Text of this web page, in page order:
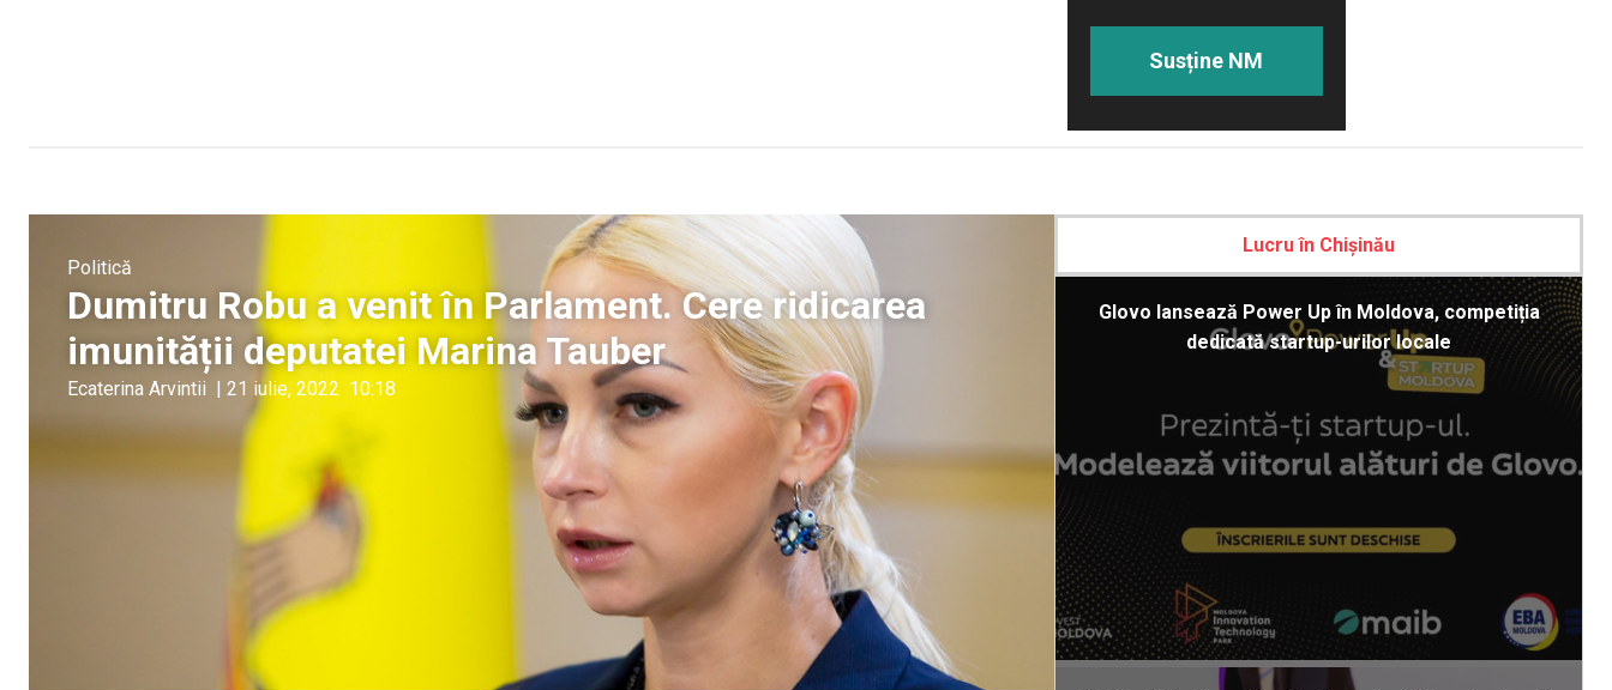
Susține NM
Politică
Dumitru Robu a venit în Parlament. Cere ridicarea
imunității deputatei Marina Tauber
Ecaterina Arvintii | 21 iulie, 2022 10:18
Lucru în Chișinău
Glovo lansează Power Up în Moldova, competiția
dedicată startup-urilor locale